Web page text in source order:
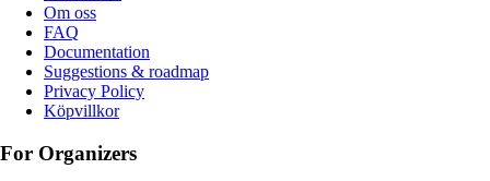
Om oss
FAQ
Documentation
Suggestions & roadmap
Privacy Policy
Köpvillkor
For Organizers